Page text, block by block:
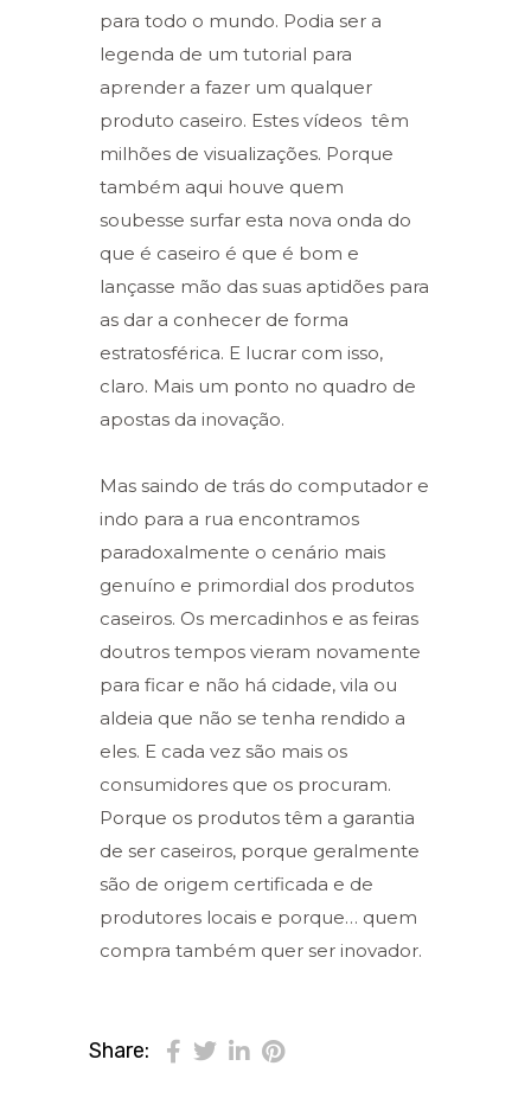
para todo o mundo. Podia ser a
legenda de um tutorial para
aprender a fazer um qualquer
produto caseiro. Estes vídeos têm
milhões de visualizações. Porque
também aqui houve quem
soubesse surfar esta nova onda do
que é caseiro é que é bom e
lançasse mão das suas aptidões para
as dar a conhecer de forma
estratosférica. E lucrar com isso,
claro. Mais um ponto no quadro de
apostas da inovação.
Mas saindo de trás do computador e
indo para a rua encontramos
paradoxalmente o cenário mais
genuíno e primordial dos produtos
caseiros. Os mercadinhos e as feiras
doutros tempos vieram novamente
para ficar e não há cidade, vila ou
aldeia que não se tenha rendido a
eles. E cada vez são mais os
consumidores que os procuram.
Porque os produtos têm a garantia
de ser caseiros, porque geralmente
são de origem certificada e de
produtores locais e porque… quem
compra também quer ser inovador.
Share: